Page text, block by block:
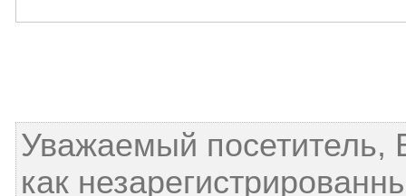
Уважаемый посетитель,
как